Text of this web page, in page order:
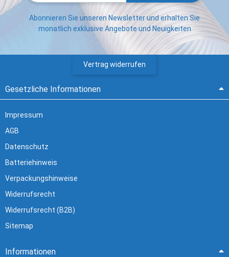
Abonnieren Sie unseren Newsletter und erhalten Sie
monatlich exklusive Angebote und Neuigkeiten
Vertrag widerrufen
Gesetzliche Informationen
Impressum
AGB
Datenschutz
Batteriehinweis
Verpackungshinweise
Widerrufsrecht
Widerrufsrecht (B2B)
Sitemap
Informationen